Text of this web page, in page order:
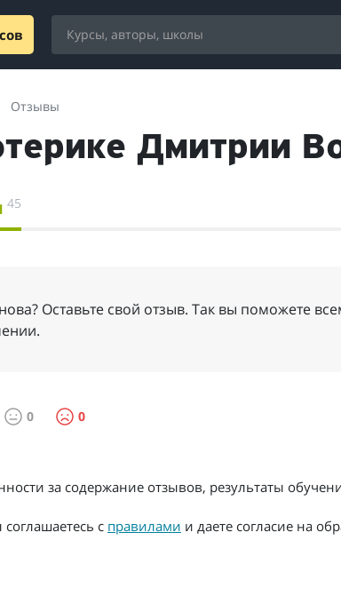
Отзывы
Дмитрии
45
Оставьте свой отзыв. Так вы поможете
0 0
за содержание отзывов, результаты
с правилами и даете согласие на